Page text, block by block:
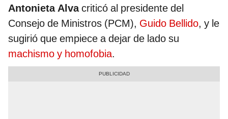
Antonieta Alvacriticó al presidente del
Consejo de Ministros (PCM), Guido Bellido, y le
sugirió que empiece a dejar de lado su
machismo y homofobia.